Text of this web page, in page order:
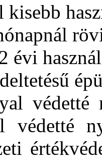
kisebb
évi
védetté